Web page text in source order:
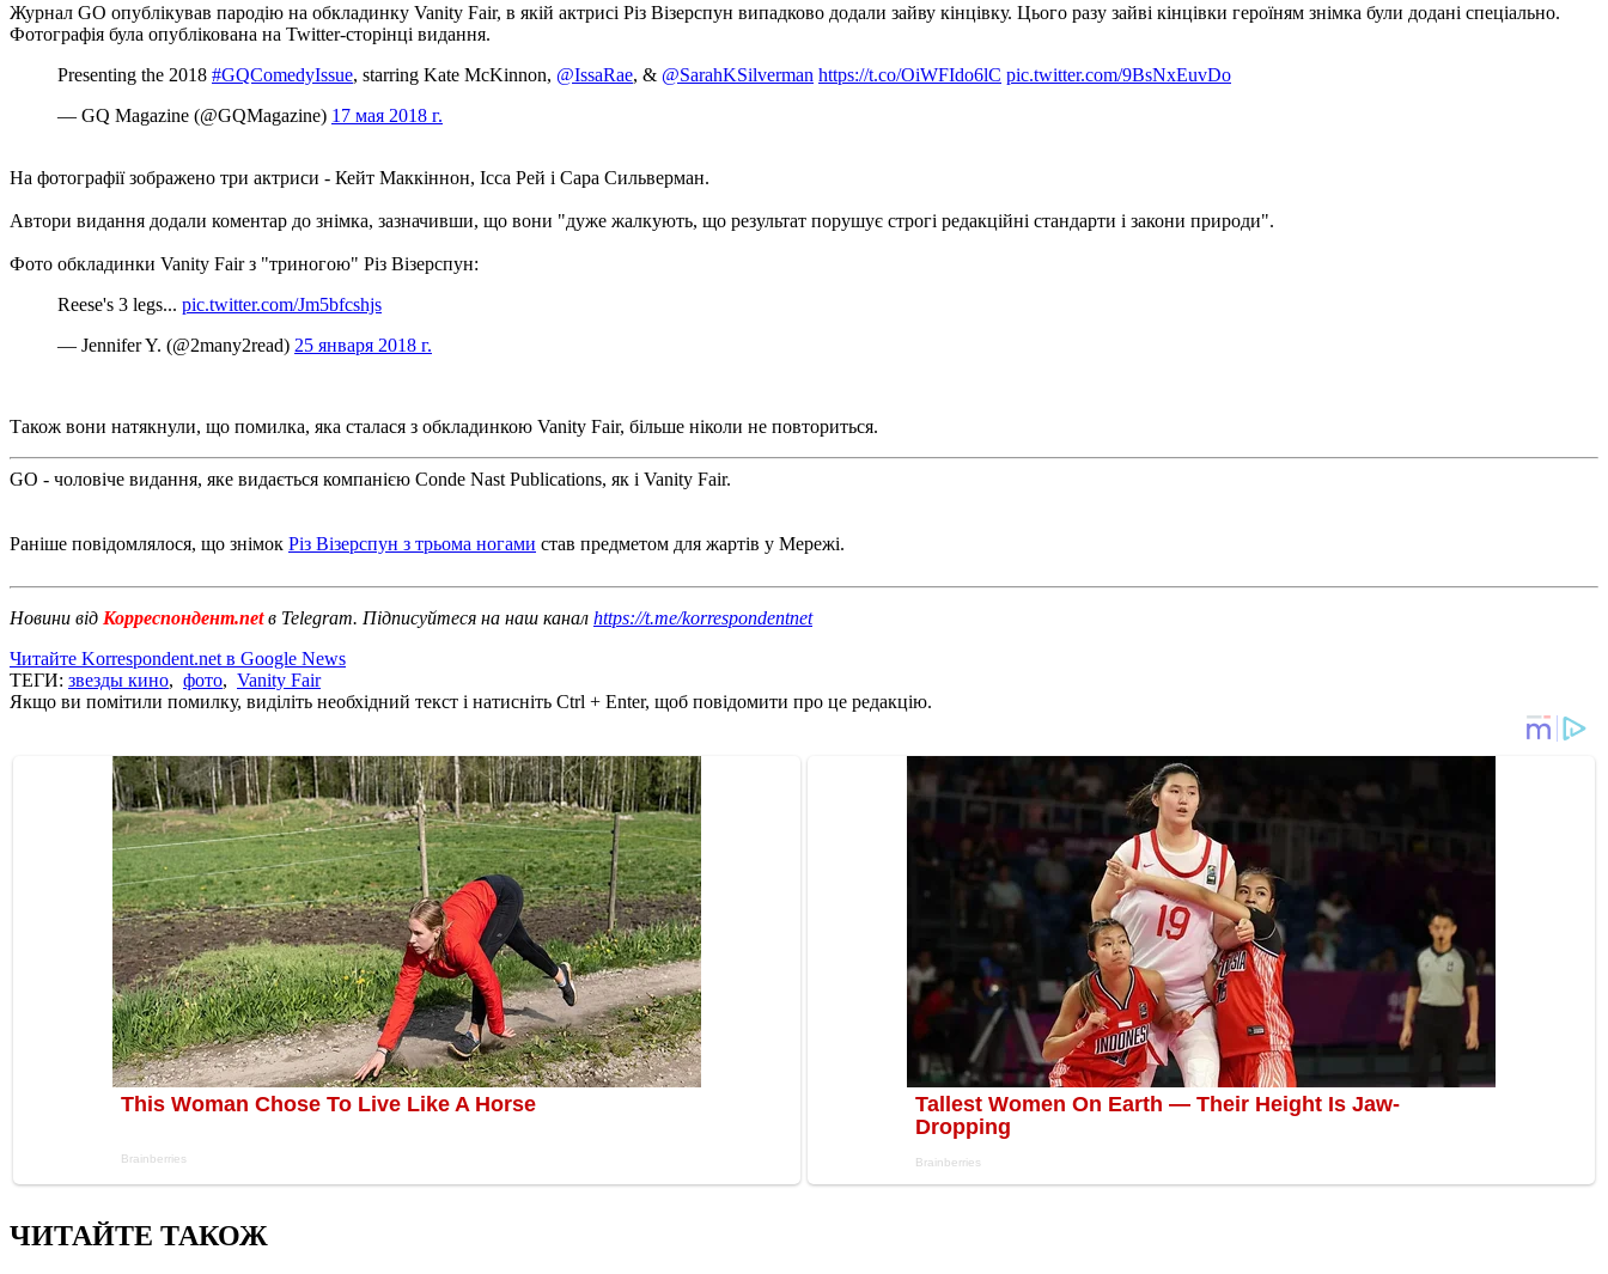
Журнал GO опублікував пародію на обкладинку Vanity Fair, в якій актрисі Різ Візерспун випадково додали зайву кінцівку. Цього разу зайві кінцівки героїням знімка були додані спеціально.
Фотографія була опублікована на Twitter-сторінці видання.
Presenting the 2018 #GQComedyIssue, starring Kate McKinnon, @IssaRae, & @SarahKSilverman https://t.co/OiWFIdo6lC pic.twitter.com/9BsNxEuvDo
— GQ Magazine (@GQMagazine) 17 мая 2018 г.
На фотографії зображено три актриси - Кейт Маккіннон, Ісса Рей і Сара Сильверман.
Автори видання додали коментар до знімка, зазначивши, що вони "дуже жалкують, що результат порушує строгі редакційні стандарти і закони природи".
Фото обкладинки Vanity Fair з "триногою" Різ Візерспун:
Reese's 3 legs... pic.twitter.com/Jm5bfcshjs
— Jennifer Y. (@2many2read) 25 января 2018 г.
Також вони натякнули, що помилка, яка сталася з обкладинкою Vanity Fair, більше ніколи не повториться.
GO - чоловіче видання, яке видається компанією Conde Nast Publications, як і Vanity Fair.
Раніше повідомлялося, що знімок Різ Візерспун з трьома ногами став предметом для жартів у Мережі.
Новини від Корреспондент.netв Telegram. Підписуйтеся на наш канал https://t.me/korrespondentnet
Читайте Korrespondent.net в Google News
ТЕГИ: звезды кино, фото, Vanity Fair
Якщо ви помітили помилку, виділіть необхідний текст і натисніть Ctrl + Enter, щоб повідомити про це редакцію.
ЧИТАЙТЕ ТАКОЖ